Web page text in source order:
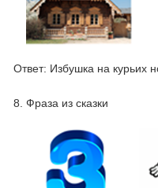
Ответ: Избушка на курьих
8. Фраза из сказки